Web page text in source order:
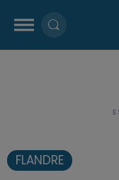
FLANDRE